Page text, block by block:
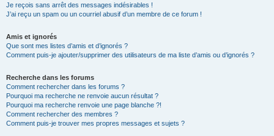
Je reçois sans arrêt des messages indésirables !
J’ai reçu un spam ou un courriel abusif d’un membre de ce forum !
Amis et ignorés
Que sont mes listes d’amis et d’ignorés ?
Comment puis-je ajouter/supprimer des utilisateurs de ma liste d’amis ou d’ignorés ?
Recherche dans les forums
Comment rechercher dans les forums ?
Pourquoi ma recherche ne renvoie aucun résultat ?
Pourquoi ma recherche renvoie une page blanche ?!
Comment rechercher des membres ?
Comment puis-je trouver mes propres messages et sujets ?